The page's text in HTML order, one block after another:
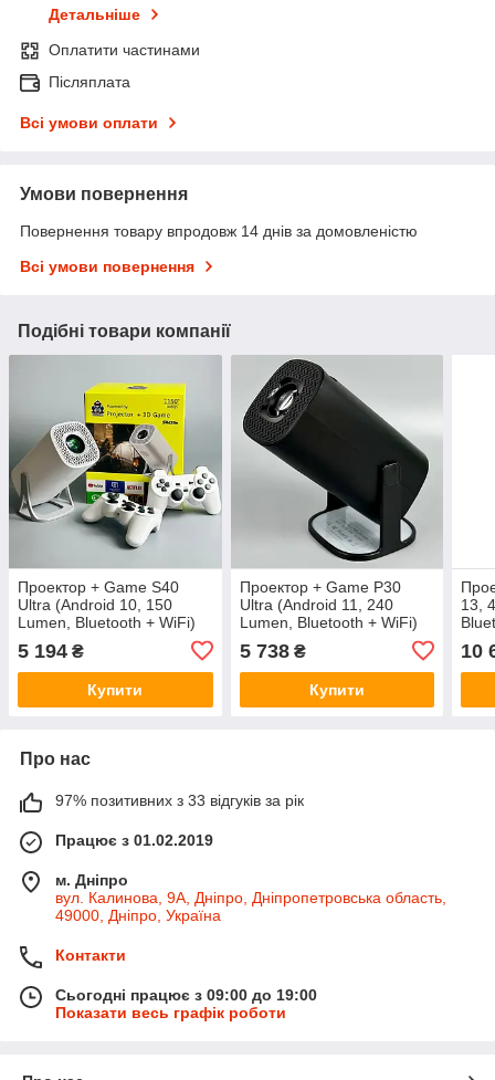
Детальніше
Оплатити частинами
Післяплата
Всі умови оплати
Умови повернення
Повернення товару впродовж 14 днів за домовленістю
Всі умови повернення
Подібні товари компанії
Проектор + Game S40
Ultra (Android 10, 150
Lumen, Bluetooth + WiFi)
5 194 ₴
Купити
Проектор + Game P30
Ultra (Android 11, 240
Lumen, Bluetooth + WiFi)
(1Gb+8Gb) Чорний 58337
5 738₴
Купити
13,
10
Про нас
97% позитивних з 33 відгуків за рік
Працює з 01.02.2019
м. Дніпро
вул. Калинова, 9А, Дніпро, Дніпропетровська область,
49000, Дніпро, Україна
Контакти
Сьогодні працює з 09:00 до 19:00
Показати весь графік роботи